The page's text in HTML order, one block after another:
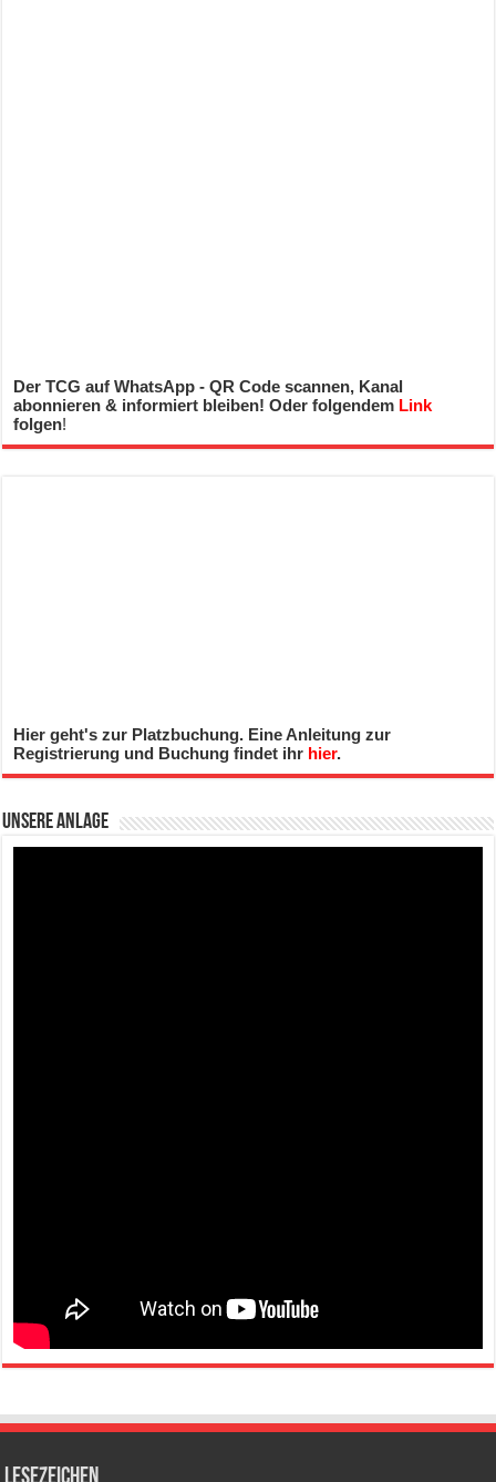
Der TCG auf WhatsApp - QR Code scannen, Kanal
abonnieren & informiert bleiben! Oder folgendem Link
folgen!
Hier geht's zur Platzbuchung. Eine Anleitung zur
Registrierung und Buchung findet ihr hier.
Unsere Anlage